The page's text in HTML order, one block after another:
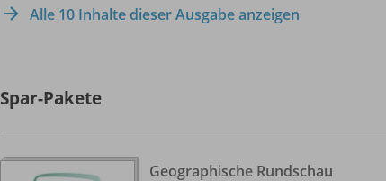
Alle 10 Inhalte dieser Ausgabe anzeigen
Spar-Pakete
Geographische Rundschau